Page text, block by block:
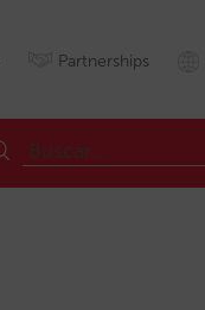
Partnerships